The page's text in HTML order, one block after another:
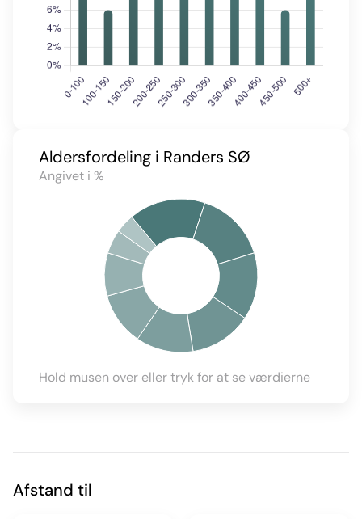
Aldersfordeling i Randers SØ
Angivet i %
Hold musen over eller tryk for at se værdierne
Afstand til